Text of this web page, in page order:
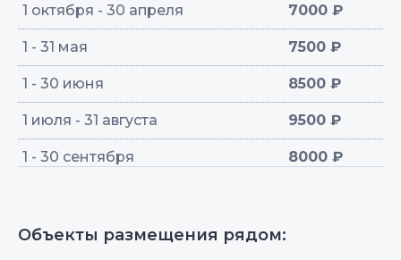
1 октября - 30 апреля 7000 ₽
1 - 31 мая 7500 ₽
1 - 30 июня 8500 ₽
1 июля - 31 августа 9500 ₽
1 - 30 сентября 8000 ₽
Объекты размещения рядом: